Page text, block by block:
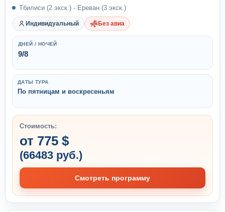
Тбилиси (2 экск.) - Ереван (3 экск.)
Индивидуальный Без авиа
ДНЕЙ / НОЧЕЙ
9/8
ДАТЫ ТУРА
По пятницам и воскресеньям
Стоимость:
от 775 $
(66483 руб.)
Смотреть программу